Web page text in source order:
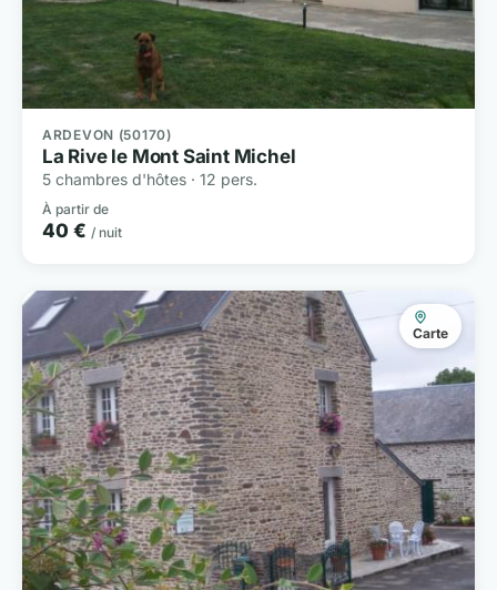
ARDEVON (50170)
La Rive le Mont Saint Michel
5 chambres d'hôtes · 12 pers.
À partir de
40 € / nuit
Carte